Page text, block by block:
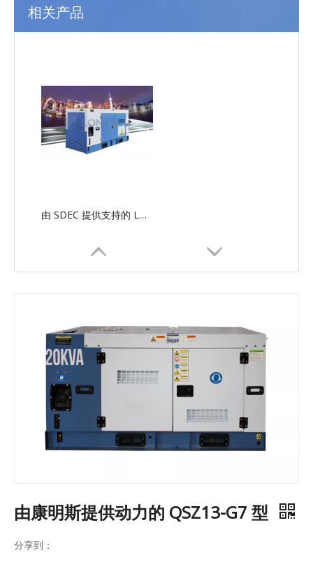
相关产品
由 SDEC 提供支持的 LG-SD 串行
由康明斯提供动力的 QSZ13-G7 型
分享到：